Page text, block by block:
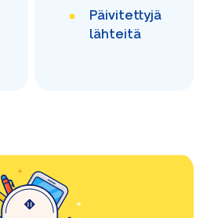
Päivitettyjä
lähteitä